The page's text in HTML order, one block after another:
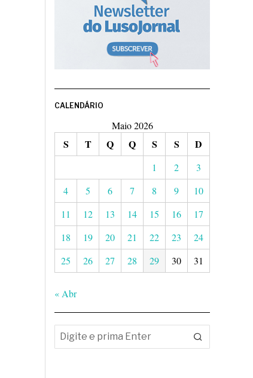
CALENDÁRIO
Maio 2026
S T Q Q S S D
1 2
3
4
5 6 7 8 9
10
11
12 13 14 15 16
17
18
19 20 21 22 23
24
25
26 27 28 29 30 31
« Abr